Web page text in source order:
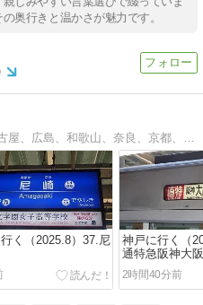
奥行きと温かさが魅力です。
く（2025.8）37.尼
神戸に行く（
通特急阪神大
2時間40分前